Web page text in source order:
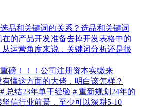
品和关键词的关系？选品和关键词
的产品开发准备去掉开发表格中的
运营角度来说，关键词分析还是很
磅！！！公司注册资本实缴来
懂这方面的大佬，明白该怎样？
总结23年单干经验 # 重新规划24年的
信行业前景，至少可以深耕5-10